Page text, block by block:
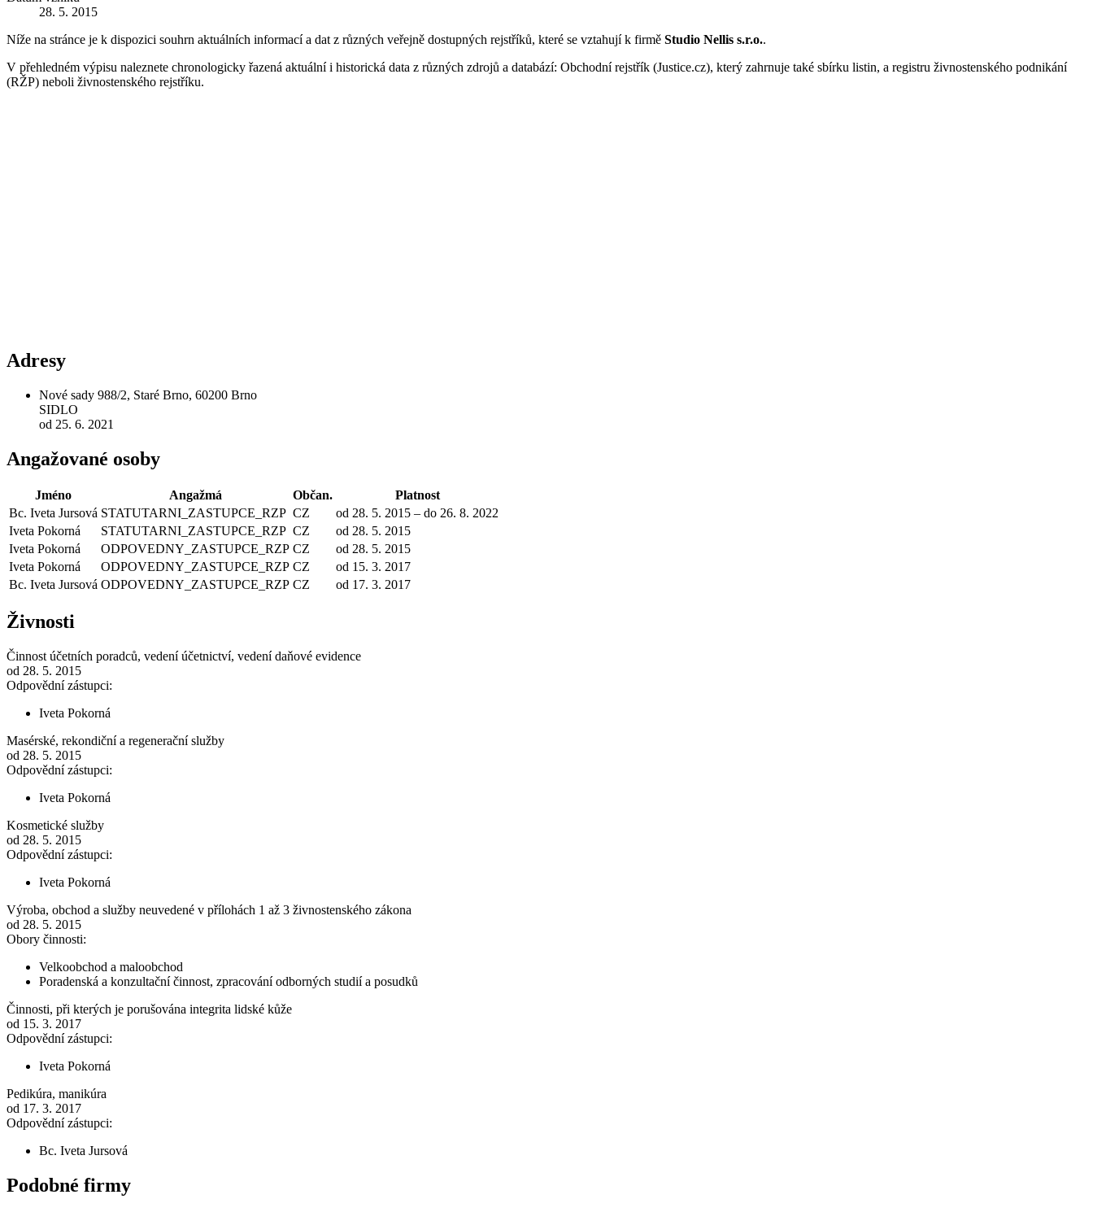
28. 5. 2015
Níže na stránce je k dispozici souhrn aktuálních informací a dat z různých veřejně dostupných rejstříků, které se vztahují k firmě Studio Nellis s.r.o..
V přehledném výpisu naleznete chronologicky řazená aktuální i historická data z různých zdrojů a databází: Obchodní rejstřík (Justice.cz), který zahrnuje také sbírku listin, a registru živnostenského podnikání
(RŽP) neboli živnostenského rejstříku.
Adresy
Nové sady 988/2, Staré Brno, 60200 Brno
SIDLO
od 25. 6. 2021
Angažované osoby
Jméno Angažmá Občan.
Platnost
Bc. Iveta Jursová STATUTARNI_ZASTUPCE_RZP CZ
od 28. 5. 2015 – do 26. 8. 2022
Iveta Pokorná
STATUTARNI_ZASTUPCE_RZP CZ
od 28. 5. 2015
Iveta Pokorná
ODPOVEDNY_ZASTUPCE_RZP CZ
od 28. 5. 2015
Iveta Pokorná
ODPOVEDNY_ZASTUPCE_RZP CZ
od 15. 3. 2017
Bc. Iveta Jursová ODPOVEDNY_ZASTUPCE_RZP CZ od 17. 3. 2017
Živnosti
Činnost účetních poradců, vedení účetnictví, vedení daňové evidence
od 28. 5. 2015
Odpovědní zástupci:
Iveta Pokorná
Masérské, rekondiční a regenerační služby
od 28. 5. 2015
Odpovědní zástupci:
Iveta Pokorná
Kosmetické služby
od 28. 5. 2015
Odpovědní zástupci:
Iveta Pokorná
Výroba, obchod a služby neuvedené v přílohách 1 až 3 živnostenského zákona
od 28. 5. 2015
Obory činnosti:
Velkoobchod a maloobchod
Poradenská a konzultační činnost, zpracování odborných studií a posudků
Činnosti, při kterých je porušována integrita lidské kůže
od 15. 3. 2017
Odpovědní zástupci:
Iveta Pokorná
Pedikúra, manikúra
od 17. 3. 2017
Odpovědní zástupci:
Bc. Iveta Jursová
Podobné firmy